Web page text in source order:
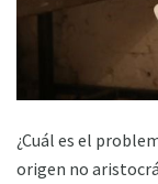
¿Cuál es el
origen no